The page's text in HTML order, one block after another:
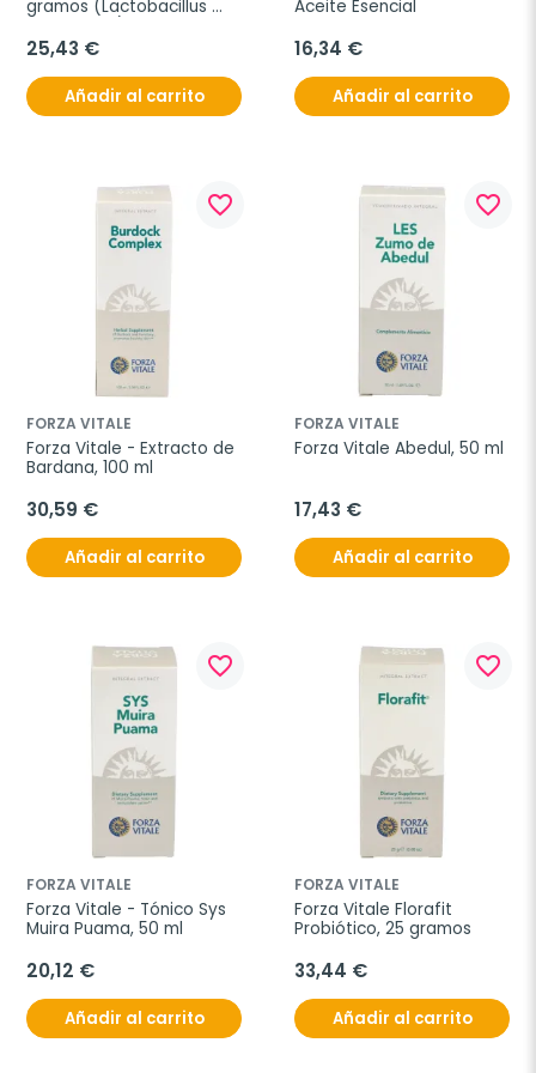
gramos (Lactobacillus
25,43 €
Añadir al carrito
Aceite Esencial
16,34 €
Añadir al carrito
favorite_border
FORZA VITALE
Forza Vitale - Extracto de
Bardana, 100 ml
30,59 €
Añadir al carrito
favorite_border
FORZA VITALE
Forza Vitale Abedul, 50 ml
17,43 €
Añadir al carrito
favorite_border
FORZA VITALE
Forza Vitale - Tónico Sys
Muira Puama, 50 ml
20,12 €
Añadir al carrito
favorite_border
FORZA VITALE
Forza Vitale Florafit
Probiótico, 25 gramos
33,44 €
Añadir al carrito